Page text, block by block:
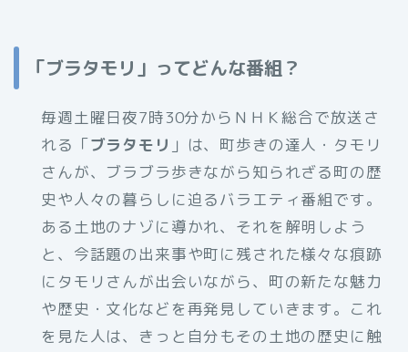
「ブラタモリ」ってどんな番組？
毎週土曜日夜7時30分からＮＨＫ総合で放送さ
れる「ブラタモリ 」は、町歩きの達人・タモリ
さんが、ブラブラ歩きながら知られざる町の歴
史や人々の暮らしに迫るバラエティ番組です。
ある土地のナゾに導かれ、それを解明しよう
と、今話題の出来事や町に残された様々な痕跡
にタモリさんが出会いながら、町の新たな魅力
や歴史・文化などを再発見していきます。これ
を見た人は、きっと自分もその土地の歴史に触